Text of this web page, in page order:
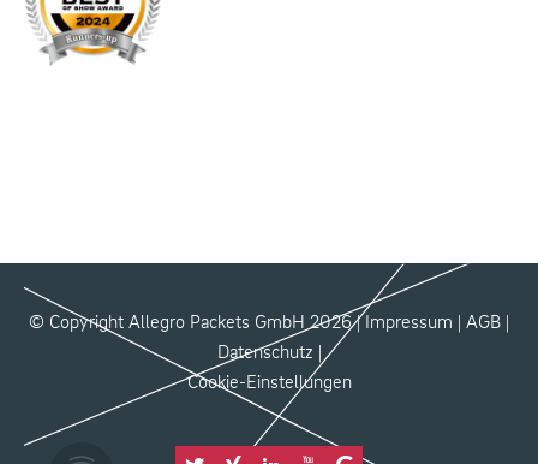
© Copyright Allegro Packets GmbH 2026 |Impressum | AGB |
Datenschutz |
Cookie-Einstellungen